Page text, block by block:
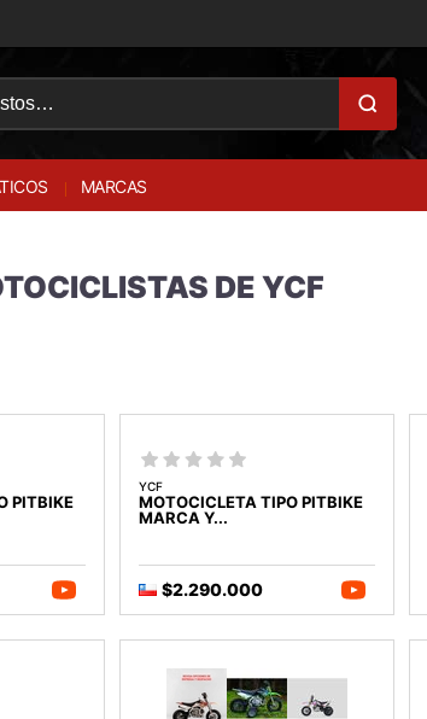
MARCAS
DE YCF
PITBIKE
YCF
MOTOCICLETA TIPO PITBIKE
MARCA Y...
$2.290.000